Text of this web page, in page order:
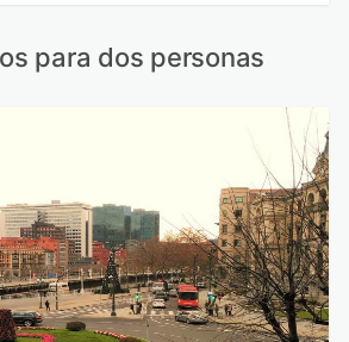
para dos personas